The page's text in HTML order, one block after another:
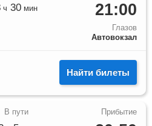
21:00
Глазов
Автовокзал
ч 30 мин
Найти билеты